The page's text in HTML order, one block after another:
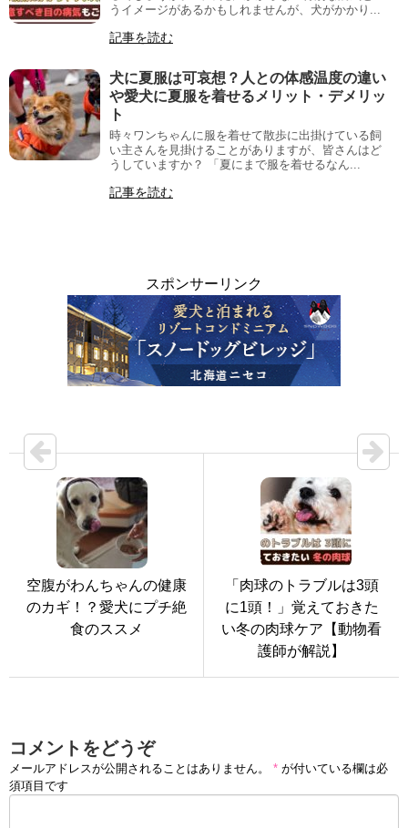
うイメージがあるかもしれませんが、犬がかかり...
記事を読む
犬に夏服は可哀想？人との体感温度の違い
や愛犬に夏服を着せるメリット・デメリッ
ト
時々ワンちゃんに服を着せて散歩に出掛けている飼
い主さんを見掛けることがありますが、皆さんはど
うしていますか？ 「夏にまで服を着せるなん...
記事を読む
スポンサーリンク
空腹がわんちゃんの健康
のカギ！？愛犬にプチ絶
食のススメ
「肉球のトラブルは3頭
に1頭！」覚えておきた
い冬の肉球ケア【動物看
護師が解説】
コメントをどうぞ
メールアドレスが公開されることはありません。 * が付いている欄は必
須項目です